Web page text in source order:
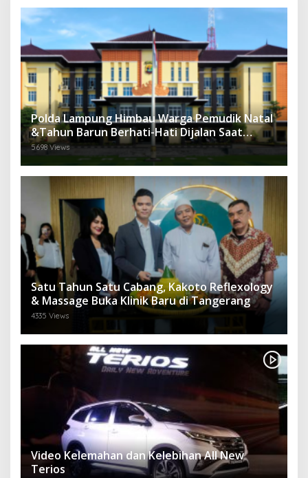
Polda Lampung Himbau Warga Pemudik Natal
&Tahun Barun Berhati-Hati Dijalan Saat
Melintas di -Titik Rawan Kecelakaan
5698 Views
Satu Tahun Satu Cabang, Kakoto Reflexology
& Massage Buka Klinik Baru di Tangerang
4335 Views
Video Kelemahan dan Kelebihan All New
Terios